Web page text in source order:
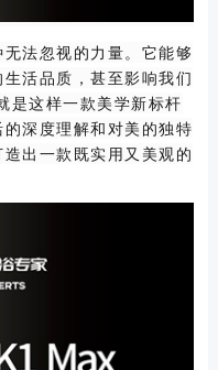
法忽视的力量。它能够
活品质，甚至影响我们
是这样一款美学新标杆
深度理解和对美的独特
出一款既实用又美观的